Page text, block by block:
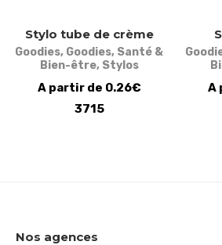
Stylo tube de crème
Goodies, Goodies, Santé &
Bien-être, Stylos
A partir de 0.26€
3715
A
Nos agences